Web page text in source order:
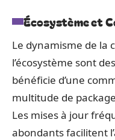
Écosystème et
Le dynamisme de la
l’écosystème sont
bénéficie d’une
multitude de
Les mises à jour
abondants facilitent